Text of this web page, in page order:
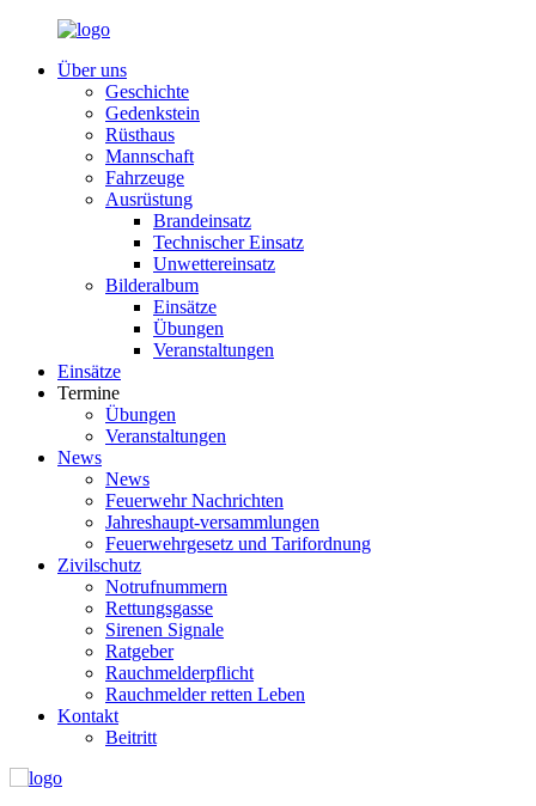
Über uns
Geschichte
Gedenkstein
Rüsthaus
Mannschaft
Fahrzeuge
Ausrüstung
Brandeinsatz
Technischer Einsatz
Unwettereinsatz
Bilderalbum
Einsätze
Übungen
Veranstaltungen
Einsätze
Termine
Übungen
Veranstaltungen
News
News
Feuerwehr Nachrichten
Jahreshaupt-versammlungen
Feuerwehrgesetz und Tarifordnung
Zivilschutz
Notrufnummern
Rettungsgasse
Sirenen Signale
Ratgeber
Rauchmelderpflicht
Rauchmelder retten Leben
Kontakt
Beitritt